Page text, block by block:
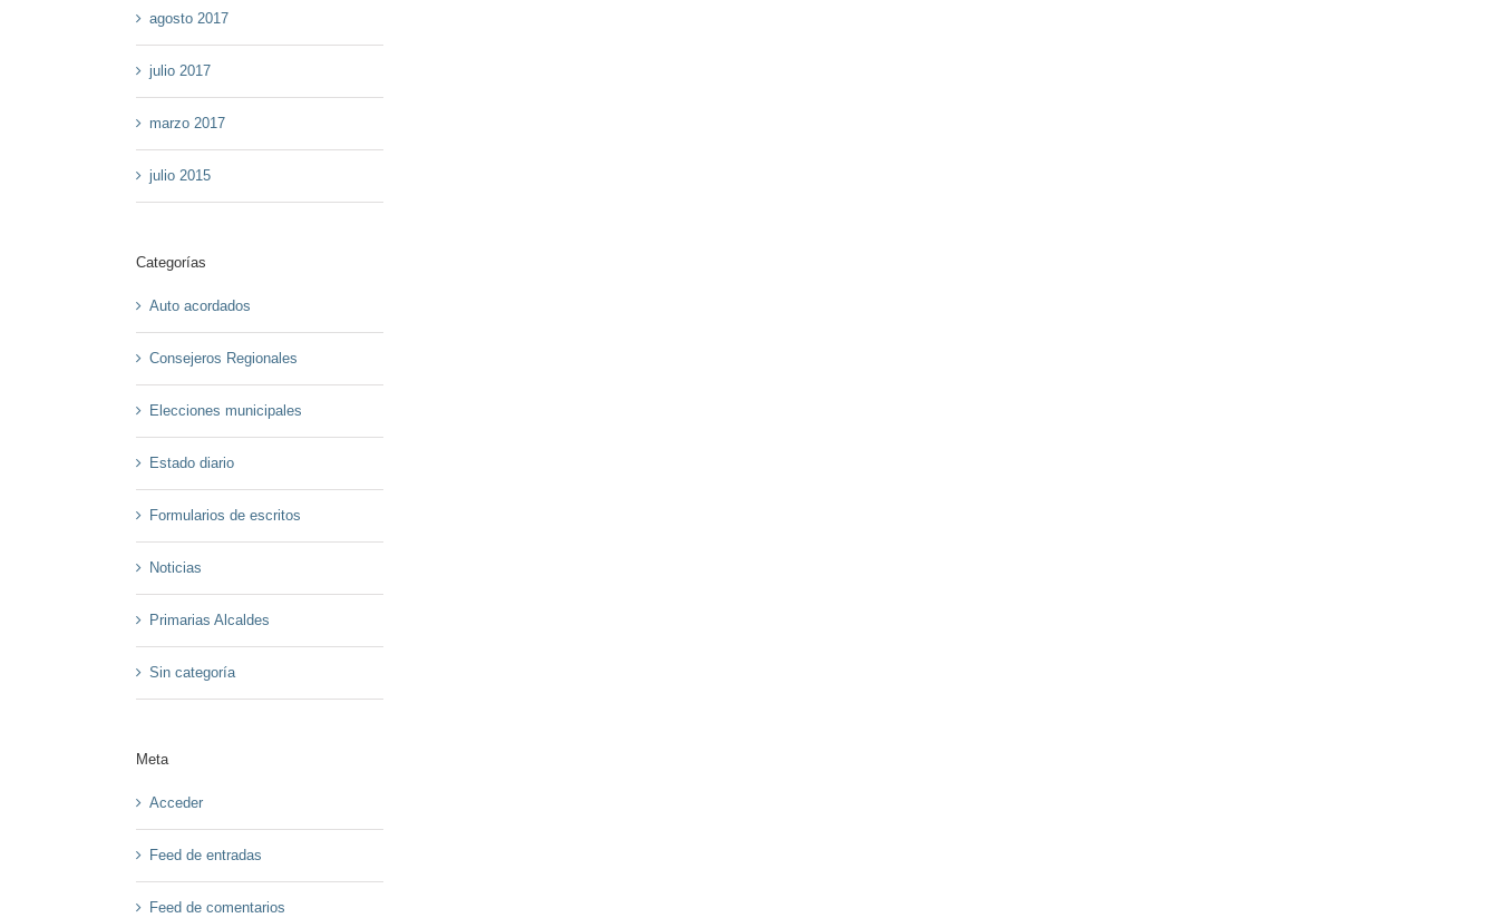
agosto 2017
julio 2017
marzo 2017
julio 2015
Categorías
Auto acordados
Consejeros Regionales
Elecciones municipales
Estado diario
Formularios de escritos
Noticias
Primarias Alcaldes
Sin categoría
Meta
Acceder
Feed de entradas
Feed de comentarios